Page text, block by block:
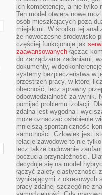
ich kompetencje, a nie tylko
Ten model otwiera nowe
osób mieszkających poza
miejskimi. W środku tej
że nowoczesne środowisko
częściej funkcjonuje jak
zaawansowanych łącząc
do zarządzania zadaniami,
dokumenty,
systemy bezpieczeństwa w
przestrzeń pracy, w której
obecność, lecz sprawny
odpowiedzialność za wynik.
pomijać problemu izolacji.
zdalna jest wygodna i
może oznaczać osłabienie
mniejszą spontaniczność
samotności. Człowiek jest
relacje zawodowe to nie
lecz także budowanie
poczucia przynależności.
decyduje się na model
łączyć zalety elastyczności
wynikającymi z okresowych
pracy zdalnej szczególne